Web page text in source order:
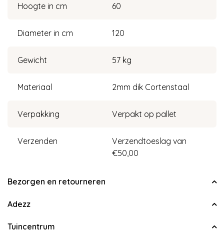
Hoogte in cm 60
Diameter in cm 120
Gewicht 57 kg
Materiaal 2mm dik Cortenstaal
Verpakking Verpakt op pallet
Verzenden
Verzendtoeslag van
€50,00
Bezorgen en retourneren
Adezz
Tuincentrum